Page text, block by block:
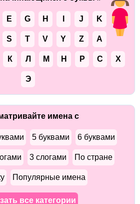
E G H J K
S T V Y Z А
К Л М Н Р С Х
Э
имена с
5 буквами 6 буквами
3 слогами По стране
Популярные имена
все категории